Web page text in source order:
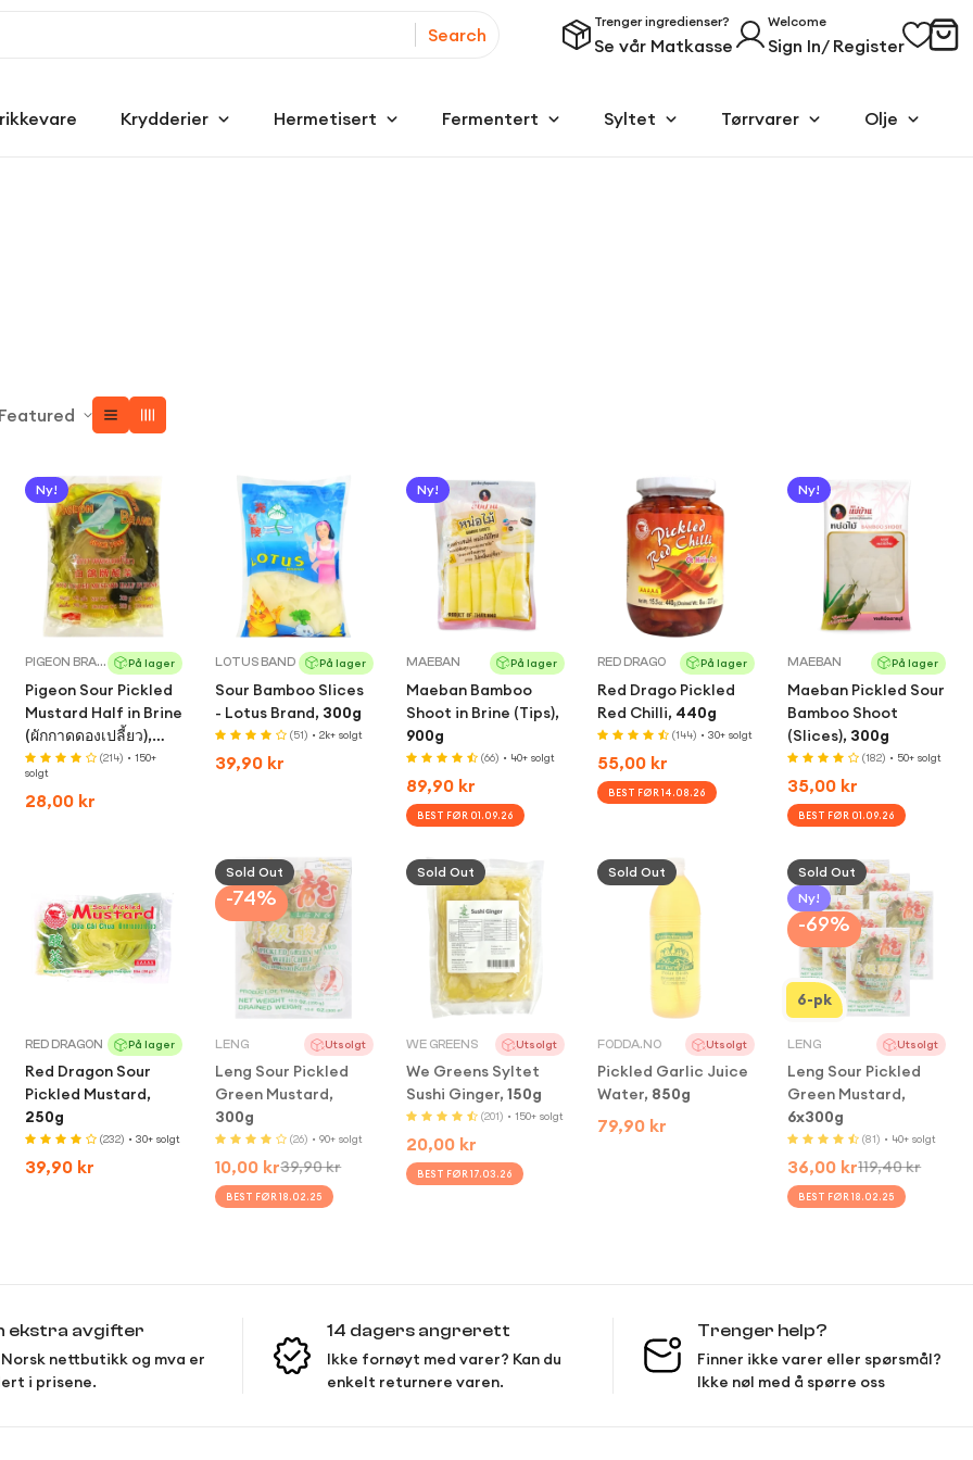
Search
Trenger ingredienser?
Se vår Matkasse
Welcome
Sign In/ Register
Krydderier Hermetisert Fermentert Syltet Tørrvarer Olje
Featured
Ny!
PIGEON BRAND På lager
Pigeon Sour Pickled
Mustard Half in Brine
(ผักกาดดองเปลี้ยว),
350g
(214) • 150+
solgt
Regular
28,00 kr
LOTUS BAND På lager
Sour Bamboo Slices
- Lotus Brand, 300g
(51) • 2k+ solgt
Regular
39,90 kr
Quick Add
Ny!
MAEBAN På lager
Maeban Bamboo
Shoot in Brine (Tips),
900g
(66) • 40+ solgt
Regular
price
89,90 kr
BEST FØR 01.09.26
Quick Add
RED DRAGO På lager
Red Drago Pickled
Red Chilli, 440g
(144) • 30+ solgt
Regular
price
55,00 kr
BEST FØR 14.08.26
Quick Add
Ny!
MAEBAN På lager
Maeban Pickled Sour
Bamboo Shoot
(Slices), 300g
(182) • 50+ solgt
Regular
price
35,00 kr
BEST FØR 01.09.26
Quick Add
RED DRAGON På lager
Red Dragon Sour
Pickled Mustard,
250g
(232) • 30+ solgt
Regular
39,90 kr
Sold Out
-74%
LENG Utsolgt
Leng Sour Pickled
Green Mustard,
300g
(26) • 90+ solgt
Sale
price
10,00 kr
Regular
price
39,90 kr
BEST FØR 18.02.25
Sold Out
WE GREENS Utsolgt
We Greens Syltet
Sushi Ginger, 150g
(201) • 150+ solgt
Regular
price
20,00 kr
BEST FØR 17.03.26
Sold Out
FODDA.NO Utsolgt
Pickled Garlic Juice
Water, 850g
Regular
79,90 kr
6-pk
Sold Out
Ny!
-69%
LENG Utsolgt
Leng Sour Pickled
Green Mustard,
6x300g
(81) • 40+ solgt
Sale
price
36,00 kr
Regular
price
119,40 kr
BEST FØR 18.02.25
ekstra avgifter
Norsk nettbutikk og mva er
i prisene.
14 dagers angrerett
Ikke fornøyt med varer? Kan du
enkelt returnere varen.
Trenger help?
Finner ikke varer eller spørsmål?
Ikke nøl med å spørre oss
Confirm your age
Are you 18 years old or older?
No, I'm not Yes, I am